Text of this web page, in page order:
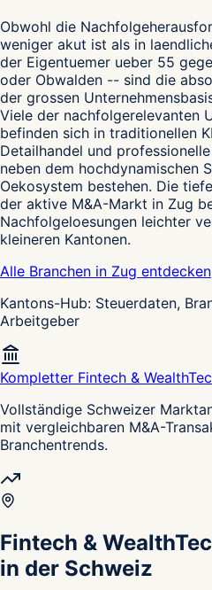
Obwohl die
weniger akut ist als in
der Eigentuemer ueber 55
oder Obwalden -- sind die
der grossen
Viele der nachfolgerelevanten
befinden sich in traditionellen
Detailhandel und
neben dem hochdynamischen
Oekosystem bestehen. Die
der aktive M&A-Markt in Zug
Nachfolgeloesungen leichter
kleineren Kantonen.
Alle Branchen in Zug entdecken
Kantons-Hub: Steuerdaten,
Arbeitgeber
Kompletter Fintech &
Vollständige Schweizer
mit vergleichbaren M&A-
Branchentrends.
Fintech &
in der Schweiz